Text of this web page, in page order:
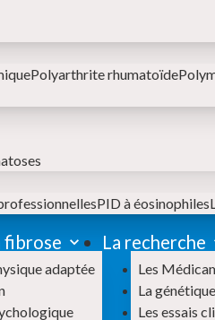
Polyarthrite rhumatoïde
PID à éosinophiles
fibrose
adaptée
La recherche
Les
La génétique
Les essais